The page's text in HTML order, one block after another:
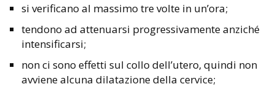
si verificano al massimo tre volte in un’ora;
tendono ad attenuarsi progressivamente anziché
intensificarsi;
non ci sono effetti sul collo dell’utero, quindi non
avviene alcuna dilatazione della cervice;